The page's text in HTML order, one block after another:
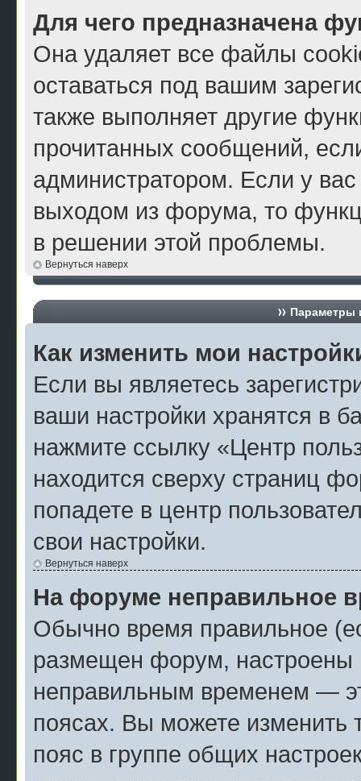
Для чего предназначена
Она удаляет все файлы
оставаться под вашим
также выполняет другие
прочитанных сообщений,
администратором. Если у
выходом из форума, то
в решении этой проблемы.
Вернуться наверх
Параметры
Как изменить мои
Если вы являетесь
ваши настройки хранятся в
нажмите ссылку «Центр
находится сверху страниц
попадете в центр
свои настройки.
Вернуться наверх
На форуме неправильное
Обычно время правильное
размещен форум, настроены
неправильным временем —
поясах. Вы можете изменить
пояс в группе общих